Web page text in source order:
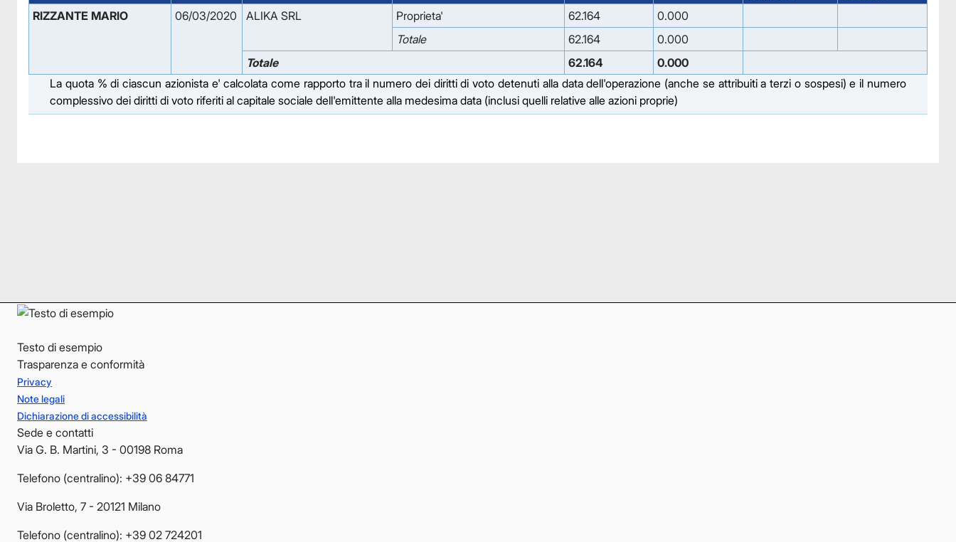
RIZZANTE MARIO
06/03/2020 ALIKA SRL Proprieta' 62.164
0.000
Totale
62.164
0.000
Totale
62.164
0.000
La quota % di ciascun azionista e' calcolata come rapporto tra il numero dei diritti di voto detenuti alla data dell'operazione (anche se attribuiti a terzi o sospesi) e il numero
complessivo dei diritti di voto riferiti al capitale sociale dell'emittente alla medesima data (inclusi quelli relative alle azioni proprie)
Testo di esempio
Trasparenza e conformità
Privacy
Note legali
Dichiarazione di accessibilità
Sede e contatti
Via G. B. Martini, 3 - 00198 Roma
Telefono (centralino): +39 06 84771
Via Broletto, 7 - 20121 Milano
Telefono (centralino): +39 02 724201